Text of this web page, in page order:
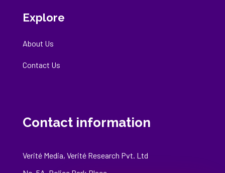
Explore
About Us
Contact Us
Contact information
Verité Media, Verité Research Pvt. Ltd